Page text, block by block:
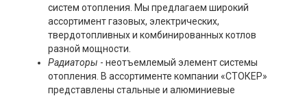
систем отопления. Мы предлагаем широкий
ассортимент газовых, электрических,
твердотопливных и комбинированных котлов
разной мощности.
Радиаторы - неотъемлемый элемент системы
отопления. В ассортименте компании «СТОКЕР»
представлены стальные и алюминиевые